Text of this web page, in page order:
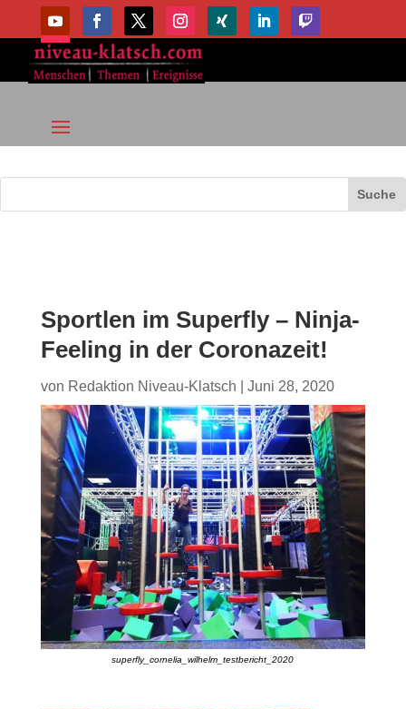
Sportlen im Superfly – Ninja-
Feeling in der Coronazeit!
von Redaktion Niveau-Klatsch Juni 28, 2020
superfly_cornelia_wilhelm_testbericht_2020